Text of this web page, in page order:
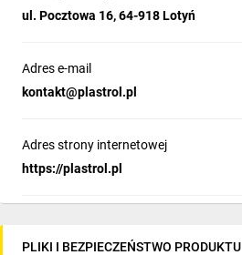
ul. Pocztowa 16, 64-918 Lotyń
Adres e-mail
kontakt@plastrol.pl
Adres strony internetowej
https://plastrol.pl
PLIKI I BEZPIECZEŃSTWO PRODUKTU